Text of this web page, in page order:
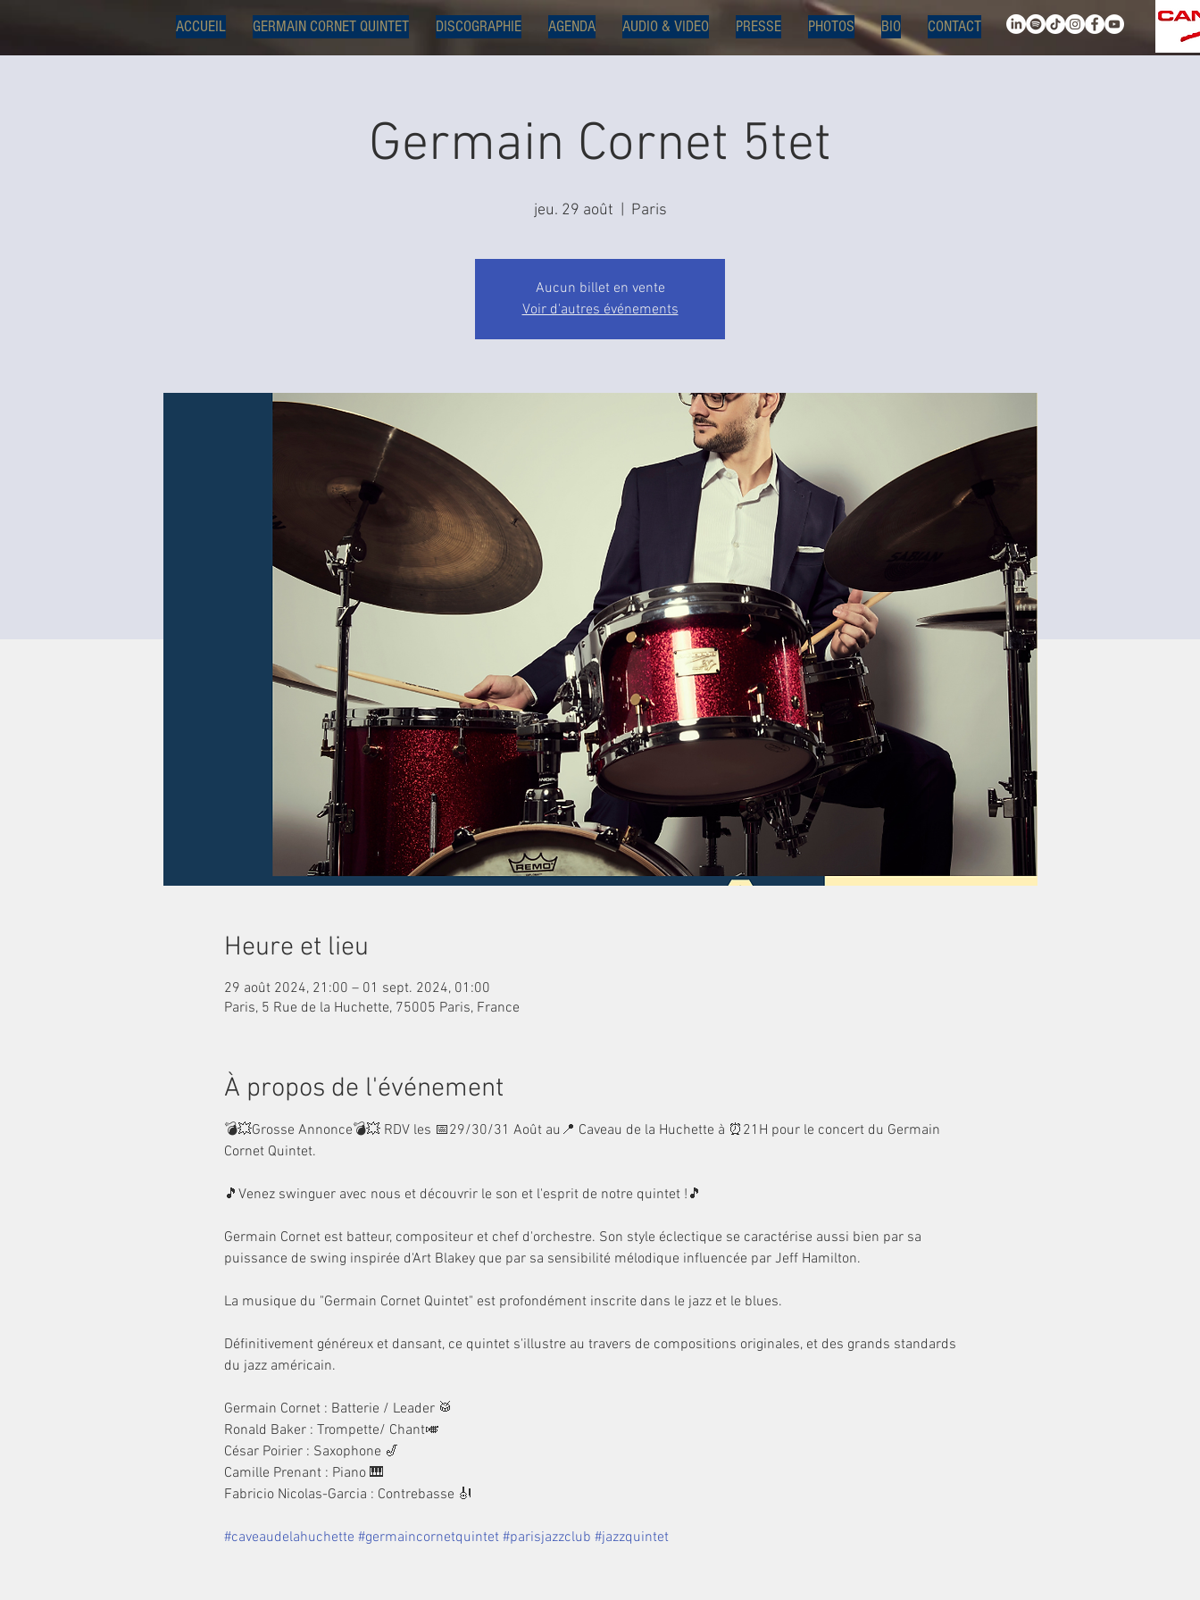
ACCUEIL GERMAIN CORNET QUINTET DISCOGRAPHIE AGENDA AUDIO & VIDEO PRESSE PHOTOS BIO CONTACT
Germain Cornet 5tet
jeu. 29 août Paris
Aucun billet en vente
Voir d'autres événements
Heure et lieu
29 août 2024, 21:00 – 01 sept. 2024, 01:00
Paris, 5 Rue de la Huchette, 75005 Paris, France
À propos de l'événement
💣💥Grosse Annonce💣💥 RDV les 📅29/30/31 Août au📍 Caveau de la Huchette à ⏰21H pour le concert du Germain
Cornet Quintet.
🎵Venez swinguer avec nous et découvrir le son et l'esprit de notre quintet !🎵
Germain Cornet est batteur, compositeur et chef d'orchestre. Son style éclectique se caractérise aussi bien par sa
puissance de swing inspirée d'Art Blakey que par sa sensibilité mélodique influencée par Jeff Hamilton.
La musique du "Germain Cornet Quintet" est profondément inscrite dans le jazz et le blues.
Définitivement généreux et dansant, ce quintet s'illustre au travers de compositions originales, et des grands standards
du jazz américain.
Germain Cornet : Batterie / Leader 🥁
Ronald Baker : Trompette/ Chant🎺
César Poirier : Saxophone 🎷
Camille Prenant : Piano 🎹
Fabricio Nicolas-Garcia : Contrebasse 🎻
#caveaudelahuchette #germaincornetquintet #parisjazzclub #jazzquintet